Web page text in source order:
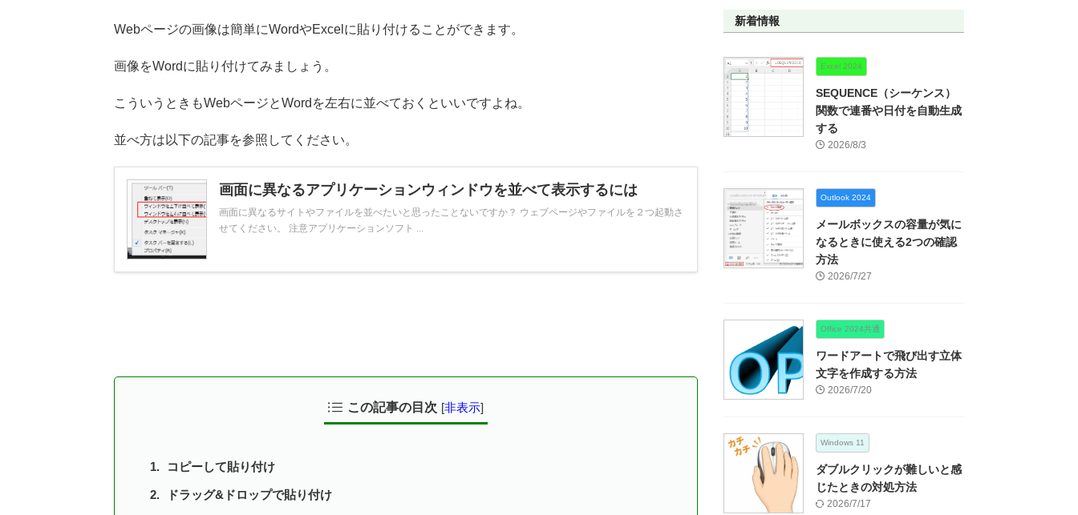
Webページの画像は簡単にWordやExcelに貼り付けることができます。
画像をWordに貼り付けてみましょう。
こういうときもWebページとWordを左右に並べておくといいですよね。
並べ方は以下の記事を参照してください。
画面に異なるアプリケーションウィンドウを並べて表示するには
画面に異なるサイトやファイルを並べたいと思ったことないですか？ ウェブページやファイルを２つ起動さ
せてください。 注意アプリケーションソフト ...
この記事の目次 [非表示]
コピーして貼り付け
ドラッグ&ドロップで貼り付け
新着情報
Excel 2024
SEQUENCE（シーケンス）
関数で連番や日付を自動生成
する
2026/8/3
Outlook 2024
メールボックスの容量が気に
なるときに使える2つの確認
方法
2026/7/27
Office 2024共通
ワードアートで飛び出す立体
文字を作成する方法
2026/7/20
Windows 11
ダブルクリックが難しいと感
じたときの対処方法
2026/7/17